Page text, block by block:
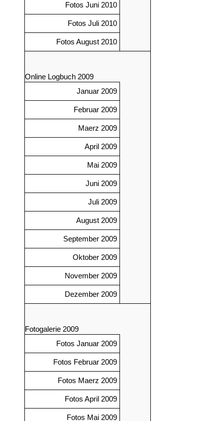
Fotos Juni 2010
Fotos Juli 2010
Fotos August 2010
Online Logbuch 2009
Januar 2009
Februar 2009
Maerz 2009
April 2009
Mai 2009
Juni 2009
Juli 2009
August 2009
September 2009
Oktober 2009
November 2009
Dezember 2009
Fotogalerie 2009
Fotos Januar 2009
Fotos Februar 2009
Fotos Maerz 2009
Fotos April 2009
Fotos Mai 2009